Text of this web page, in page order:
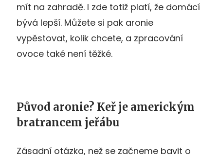
mít na zahradě. I zde totiž platí, že domácí
bývá lepší. Můžete si pak aronie
vypěstovat, kolik chcete, a zpracování
ovoce také není těžké.
Původ aronie? Keř je americkým
bratrancem jeřábu
Zásadní otázka, než se začneme bavit o